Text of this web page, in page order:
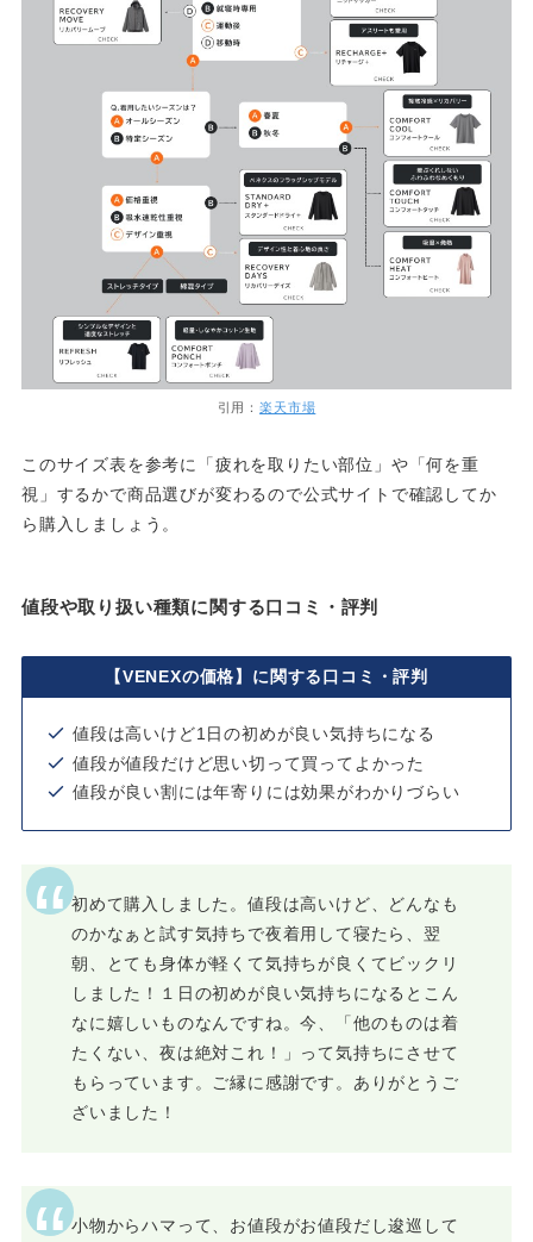
引用：楽天市場
このサイズ表を参考に「疲れを取りたい部位」や「何を重
視」するかで商品選びが変わるので公式サイトで確認してか
ら購入しましょう。
値段や取り扱い種類に関する口コミ・評判
【VENEXの価格】に関する口コミ・評判
値段は高いけど1日の初めが良い気持ちになる
値段が値段だけど思い切って買ってよかった
値段が良い割には年寄りには効果がわかりづらい
初めて購入しました。値段は高いけど、どんなも
のかなぁと試す気持ちで夜着用して寝たら、翌
朝、とても身体が軽くて気持ちが良くてビックリ
しました！１日の初めが良い気持ちになるとこん
なに嬉しいものなんですね。今、「他のものは着
たくない、夜は絶対これ！」って気持ちにさせて
もらっています。ご縁に感謝です。ありがとうご
ざいました！
小物からハマって、お値段がお値段だし逡巡して